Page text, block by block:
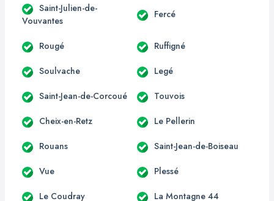
Saint-Julien-de-
Vouvantes
Fercé
Rougé Ruffigné
Soulvache Legé
Saint-Jean-de-Corcoué Touvois
Cheix-en-Retz Le Pellerin
Rouans Saint-Jean-de-Boiseau
Vue Plessé
Le Coudray La Montagne 44